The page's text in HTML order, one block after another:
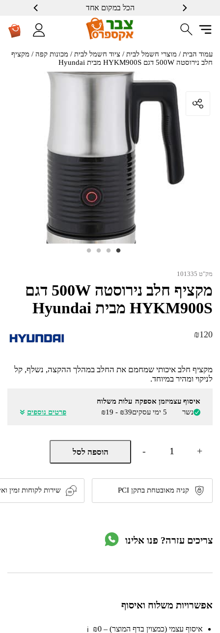
הכל במקום אחד
שרות ברמה גבוה
עמוד הבית / מוצרי חשמל לבית / ציוד חשמל לבית / מכונות קפה / ‏מקציף
חלב נירוסטה 500W דגם HYKM900S מבית Hyundai
מק"ט 101335
‏מקציף חלב נירוסטה 500W דגם
HYKM900S מבית Hyundai
₪120
מקציף חלב איכותי שמחמם את החלב במהלך ההקצה, נשלף, קל
לניקוי ומהיר במיוחד.
איסוף עצמי
נשר
זמן אספקה
5 ימי עסקים
עלות משלוח
₪39 - ₪19
פרטים נוספים
-
כמות
‏מקציף
נירוסטה
500W
דגם
HYKM900S
+ הוספה לסל
קניה מאובטחת בתקן PCI שירות לקוחות זמין
צריכים עזרה? פנו אלינו
אפשרויות משלוח ואיסוף
איסוף עצמי (כמצוין בדף המוצר) – ₪0 ℹ️